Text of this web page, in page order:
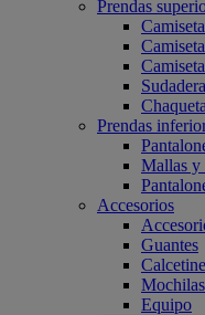
Prendas
Prendas
Mallas y
Accesorios
Guantes
Equipo